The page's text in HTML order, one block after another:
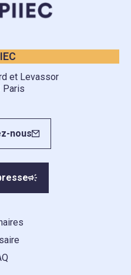
et Levassor
Paris
nous